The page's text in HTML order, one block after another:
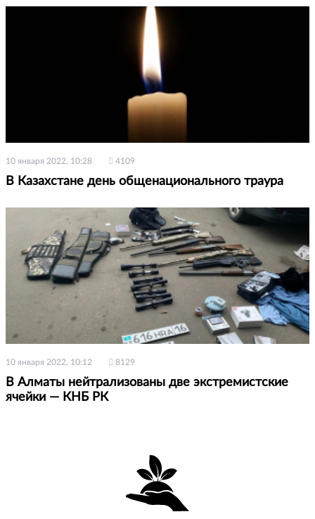
10 января 2022, 10:28 4109
В Казахстане день общенационального траура
10 января 2022, 10:12 8129
В Алматы нейтрализованы две экстремистские
ячейки — КНБ РК